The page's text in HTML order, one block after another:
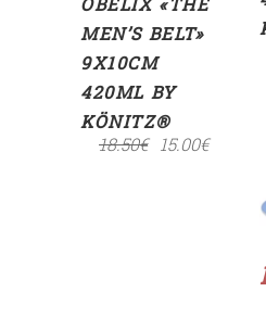
MEN’S BELT»
9X10CM
420ML BY
KÖNITZ®
18.50€ 15.00€